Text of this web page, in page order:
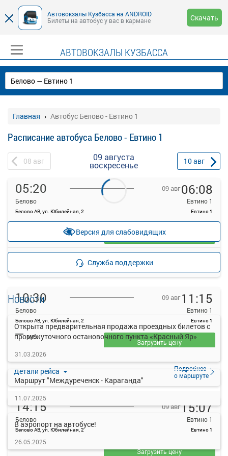
Автовокзалы Кузбасса на ANDROID
Билеты на автобус у вас в кармане
Скачать
АВТОВОКЗАЛЫ КУЗБАССА
Главная Автобус Белово - Евтино 1
Расписание автобуса Белово - Евтино 1
08 авг 09 августа
воскресенье 10авг
05:20
Белово
Белово АВ, ул. Юбилейная, 2
09 авг06:08
Евтино 1
Евтино 1
—
Загрузить цену
10:30
Белово
Белово АВ, ул. Юбилейная, 2
09 авг 11:15
Евтино 1
Евтино 1
Детали рейса
Подробнее
о маршруте
— руб.
Загрузить цену
14:15
Белово
Белово АВ, ул. Юбилейная, 2
09 авг15:07
Евтино 1
Евтино 1
— руб.
Загрузить цену
Версия для слабовидящих
Служба поддержки
Новости
Открыта предварительная продажа проездных билетов с
промежуточного остановочного пункта «Красный Яр»
31.03.2026
Маршрут "Междуреченск - Караганда"
11.07.2025
В аэропорт на автобусе!
26.05.2025